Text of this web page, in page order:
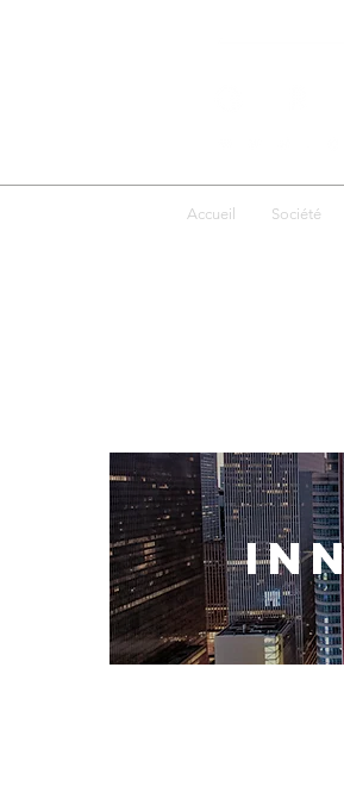
Accueil Société